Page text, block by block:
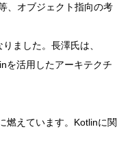
、オブジェクト指向の考
ました。長澤氏は、
を活用したアーキテクチ
燃えています。Kotlinに関